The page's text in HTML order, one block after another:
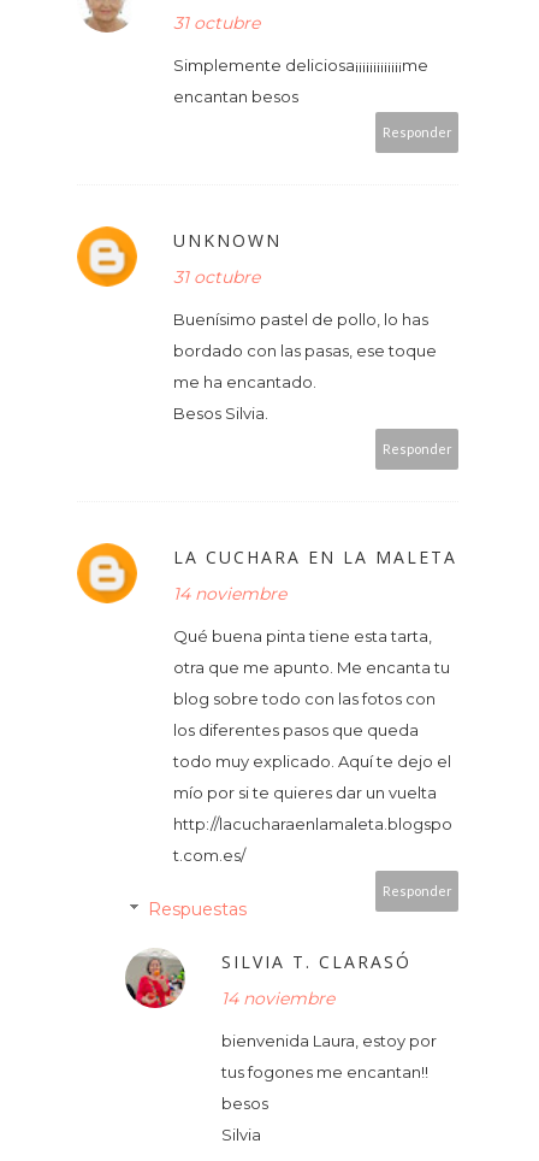
31 octubre
Simplemente deliciosa¡¡¡¡¡¡¡¡¡¡¡¡¡me
encantan besos
Responder
UNKNOWN
31 octubre
Buenísimo pastel de pollo, lo has
bordado con las pasas, ese toque
me ha encantado.
Besos Silvia.
Responder
LA CUCHARA EN LA MALETA
14 noviembre
Qué buena pinta tiene esta tarta,
otra que me apunto. Me encanta tu
blog sobre todo con las fotos con
los diferentes pasos que queda
todo muy explicado. Aquí te dejo el
mío por si te quieres dar un vuelta
http://lacucharaenlamaleta.blogspo
t.com.es/
Responder
Respuestas
SILVIA T. CLARASÓ
14 noviembre
bienvenida Laura, estoy por
tus fogones me encantan!!
besos
Silvia